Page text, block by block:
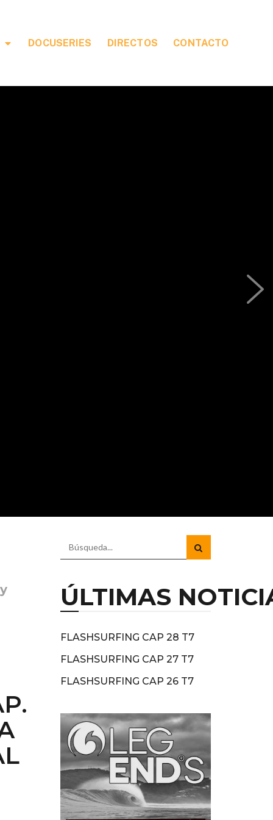
DOCUSERIES DIRECTOS CONTACTO
ÚLTIMAS
FLASHSURFING CAP 28 T7
FLASHSURFING CAP 27 T7
FLASHSURFING CAP 26 T7